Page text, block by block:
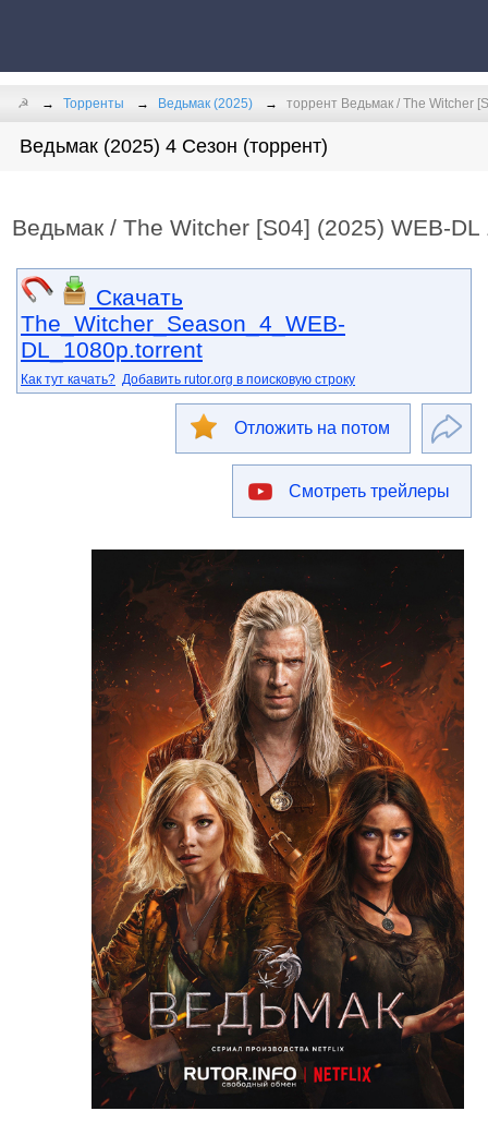
☭ Торренты Ведьмак (2025) торрент Ведьмак / The Witcher
Ведьмак (2025) 4 Сезон (торрент)
Ведьмак / The Witcher [S04] (2025) WEB-DL
Скачать
The_Witcher_Season_4_WEB-
DL_1080p.torrent
Как тут качать? Добавить rutor.org в поисковую строку
Отложить на потом
Смотреть трейлеры